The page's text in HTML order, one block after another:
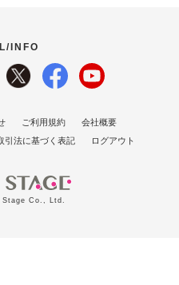
INFO
ご利用規約
会社概要
引法に基づく表記 ログアウト
Co., Ltd.